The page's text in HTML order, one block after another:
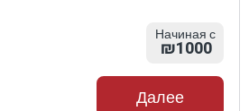
Начиная с
₪1000
Далее